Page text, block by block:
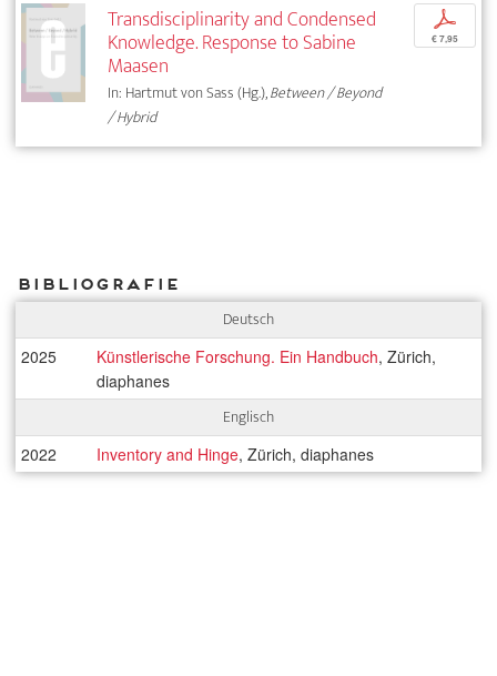
Transdisciplinarity and Condensed
Knowledge. Response to Sabine
Maasen
In: Hartmut von Sass (Hg.),Between / Beyond
/ Hybrid
p
€ 7,95
Bibliografie
Deutsch
2025 Künstlerische Forschung. Ein Handbuch, Zürich,
diaphanes
Englisch
2022 Inventory and Hinge, Zürich, diaphanes